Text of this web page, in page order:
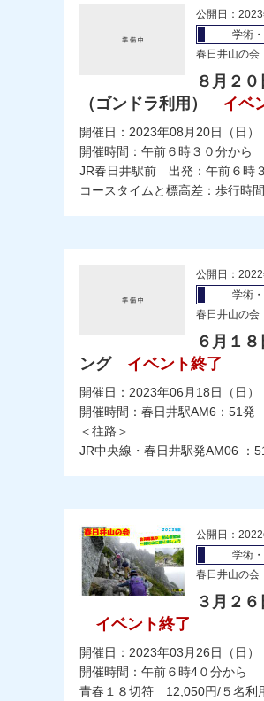
公開日：
学術
春日井山の会
８月２
（ゴンドラ利用）
イベ
開催日：2023年08月20日（日）
開催時間：午前６時３０分から
JR春日井駅前 出発：午前６時
コースタイムと標高差：歩行
公開日：
学術
春日井山の会
６月１
ング
イベント終了
開催日：2023年06月18日（日）
開催時間：春日井駅AM6：51発
＜往路＞
JR中央線・春日井駅発AM06 ：
公開日：
学術
春日井山の会
３月２
イベント終了
開催日：2023年03月26日（日）
開催時間：午前６時4０分から
青春１８切符 12,050円/５名利